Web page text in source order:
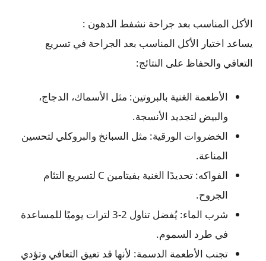
الأكل المناسب بعد جراحة نشفط الدهون :
يساعد اختيار الأكل المناسب بعد الجراحة في تسريع
التعافي والحفاظ على النتائج:
الأطعمة الغنية بالبروتين: مثل الأسماك، الدجاج،
والبيض لتجديد الأنسجة.
الخضروات الورقية: مثل السبانخ والبروكلي لتحسين
المناعة.
الفواكه: تحديدًا الغنية بفيتامين C لتسريع التئام
الجروح.
شرب الماء: يُفضل تناول 2-3 لترات يوميًا للمساعدة
في طرد السموم.
تجنب الأطعمة الدسمة: لأنها قد تعيق التعافي وتؤدي